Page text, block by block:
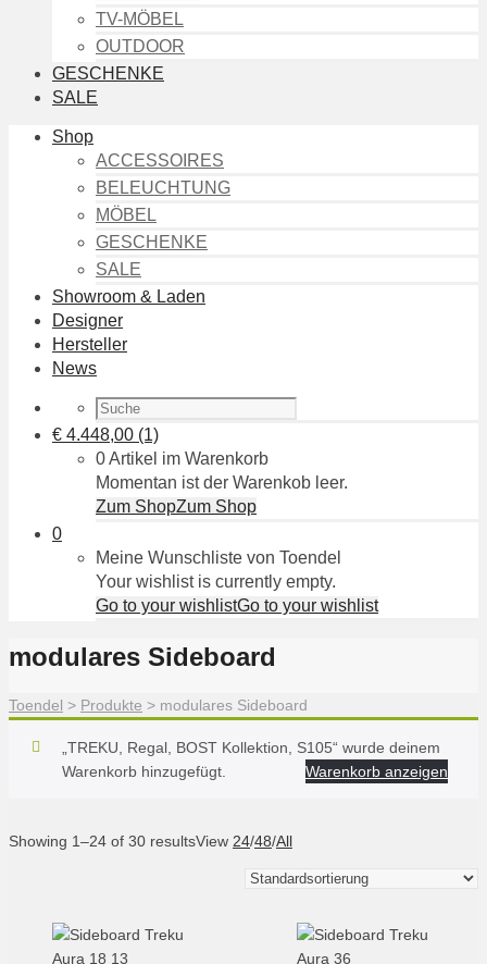
TV-MÖBEL
OUTDOOR
GESCHENKE
SALE
Shop
ACCESSOIRES
BELEUCHTUNG
MÖBEL
GESCHENKE
SALE
Showroom & Laden
Designer
Hersteller
News
€ 4.448,00 (1)
0 Artikel im Warenkorb
Momentan ist der Warenkob leer.
Zum ShopZum Shop
0
Meine Wunschliste von Toendel
Your wishlist is currently empty.
Go to your wishlistGo to your wishlist
modulares Sideboard
Toendel > Produkte > modulares Sideboard
„TREKU, Regal, BOST Kollektion, S105“ wurde deinem
Warenkorb hinzugefügt.
Warenkorb anzeigen
Showing 1–24 of 30 resultsView 24/48/All